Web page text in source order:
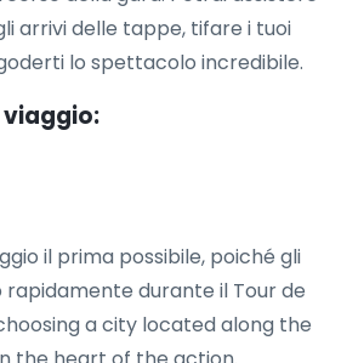
arrivi delle tappe, tifare i tuoi
lo spettacolo incredibile.
il prima possibile, poiché gli
rapidamente durante il Tour de
a city located along the